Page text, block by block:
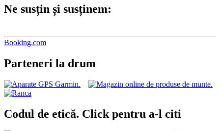
Ne susțin și susținem:
Booking.com
Parteneri la drum
Codul de etică. Click pentru a-l citi